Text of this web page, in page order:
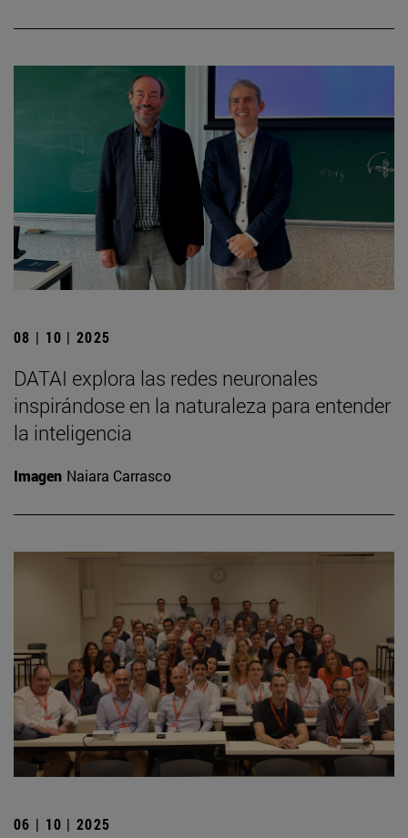
08 | 10 | 2025
DATAI explora las redes neuronales
inspirándose en la naturaleza para entender
la inteligencia
Imagen Naiara Carrasco
06 | 10 | 2025